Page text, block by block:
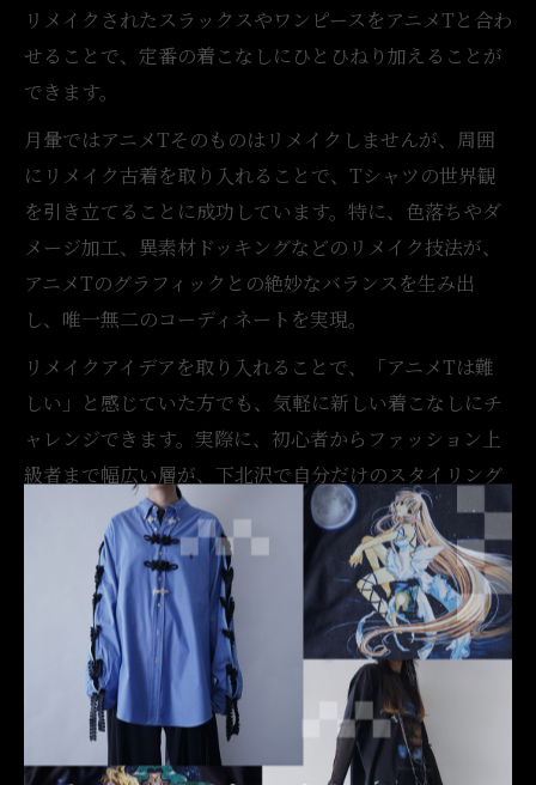
リメイクされたスラックスやワンピースをアニメTと合わ
せることで、定番の着こなしにひとひねり加えることが
できます。
月暈ではアニメTそのものはリメイクしませんが、周囲
にリメイク古着を取り入れることで、Tシャツの世界観
を引き立てることに成功しています。特に、色落ちやダ
メージ加工、異素材ドッキングなどのリメイク技法が、
アニメTのグラフィックとの絶妙なバランスを生み出
し、唯一無二のコーディネートを実現。
リメイクアイデアを取り入れることで、「アニメTは難
しい」と感じていた方でも、気軽に新しい着こなしにチ
ャレンジできます。実際に、初心者からファッション上
級者まで幅広い層が、下北沢で自分だけのスタイリング
を楽しんでいます。
古着とリメイクのミックスで映える日常感
下北沢の街並みに溶け込む古着とリメイクのミックスス
タイルは、日常の中に特別感をプラスしてくれます。ア
ニメTの存在感に、リメイク古着のさりげない個性が加
わることで、派手すぎず自然体で着こなせるのが特徴で
す。